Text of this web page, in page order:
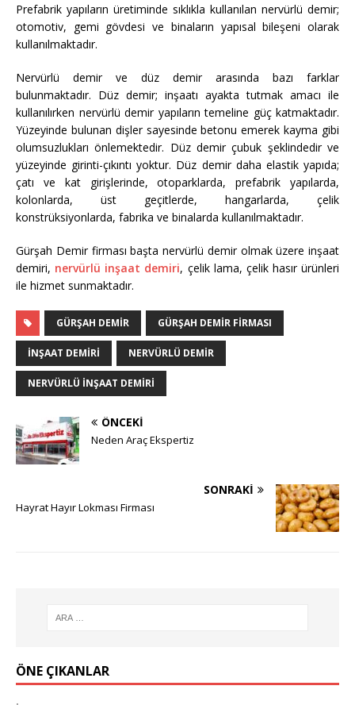
Prefabrik yapıların üretiminde sıklıkla kullanılan nervürlü demir;
otomotiv, gemi gövdesi ve binaların yapısal bileşeni olarak
kullanılmaktadır.
Nervürlü demir ve düz demir arasında bazı farklar
bulunmaktadır. Düz demir; inşaatı ayakta tutmak amacı ile
kullanılırken nervürlü demir yapıların temeline güç katmaktadır.
Yüzeyinde bulunan dişler sayesinde betonu emerek kayma gibi
olumsuzlukları önlemektedir. Düz demir çubuk şeklindedir ve
yüzeyinde girinti-çıkıntı yoktur. Düz demir daha elastik yapıda;
çatı ve kat girişlerinde, otoparklarda, prefabrik yapılarda,
kolonlarda, üst geçitlerde, hangarlarda, çelik
konstrüksiyonlarda, fabrika ve binalarda kullanılmaktadır.
Gürşah Demir firması başta nervürlü demir olmak üzere inşaat
demiri, nervürlü inşaat demiri, çelik lama, çelik hasır ürünleri
ile hizmet sunmaktadır.
GÜRŞAH DEMIR GÜRŞAH DEMIR FIRMASI
INŞAAT DEMIRI NERVÜRLÜ DEMIR
NERVÜRLÜ INŞAAT DEMIRI
ÖNCEKI
Neden Araç Ekspertiz
SONRAKI
Hayrat Hayır Lokması Firması
ÖNE ÇIKANLAR